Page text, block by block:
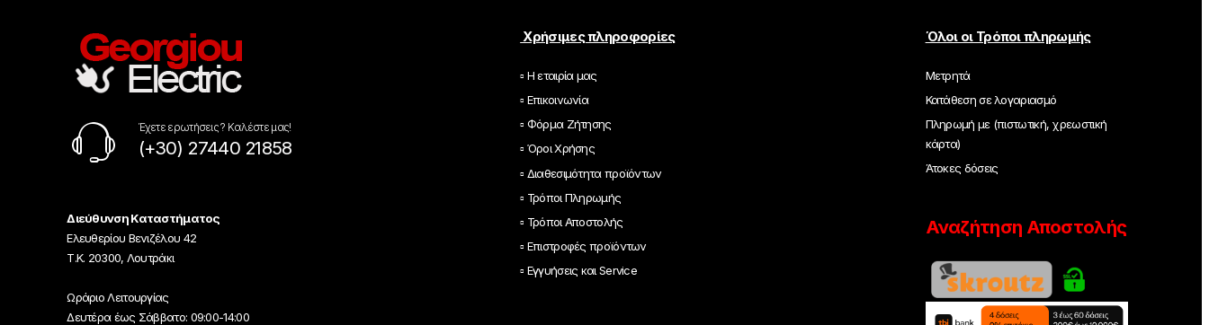
Έχετε ερωτήσεις ? Καλέστε μας!
(+30) 27440 21858
Διεύθυνση Καταστήματος
Ελευθερίου Βενιζέλου 42
Τ.Κ. 20300, Λουτράκι
Ωράριο Λειτουργίας
Δευτέρα έως Σάββατο: 09:00-14:00
Χρήσιμες πληροφορίες
▫ Η εταιρία μας
▫ Επικοινωνία
▫ Φόρμα Ζήτησης
▫ Όροι Χρήσης
▫ Διαθεσιμότητα προϊόντων
▫ Τρόποι Πληρωμής
▫ Τρόποι Αποστολής
▫ Επιστροφές προϊόντων
▫ Εγγυήσεις και Service
Όλοι οι Τρόποι πληρωμής
Μετρητά
Κατάθεση σε λογαριασμό
Πληρωμή με (πιστωτική, χρεωστική
κάρτα)
Άτοκες δόσεις
Αναζήτηση Αποστολής